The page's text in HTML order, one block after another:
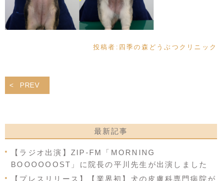
投稿者: 四季の森どうぶつクリニック
PREV
最新記事
【ラジオ出演】ZIP-FM「MORNING
BOOOOOOST」に院長の平川先生が出演しました
【プレスリリース】【業界初】犬の皮膚科専門病院が